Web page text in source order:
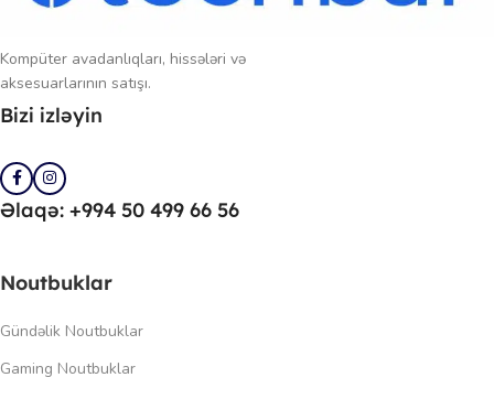
Kompüter avadanlıqları, hissələri və
aksesuarlarının satışı.
Bizi izləyin
Əlaqə: +994 50 499 66 56
Noutbuklar
Gündəlik Noutbuklar
Gaming Noutbuklar